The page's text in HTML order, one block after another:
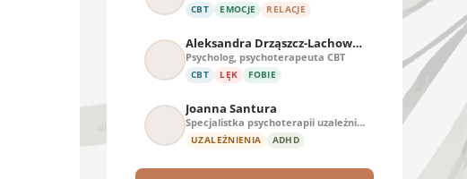
CBT EMOCJE RELACJE
Aleksandra Drząszcz-Lachowska
Psycholog, psychoterapeuta CBT
CBT LĘK FOBIE
Joanna Santura
Specjalistka psychoterapii uzależnień
UZALEŻNIENIA ADHD